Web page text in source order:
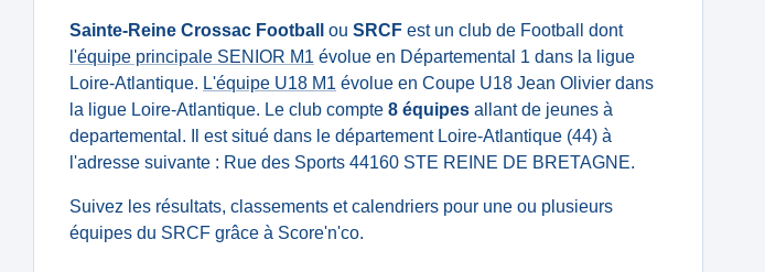
Sainte-Reine Crossac Football ou SRCF est un club de Football dont
l'équipe principale SENIOR M1 évolue en Départemental 1 dans la ligue
Loire-Atlantique. L'équipe U18 M1 évolue en Coupe U18 Jean Olivier dans
la ligue Loire-Atlantique. Le club compte 8 équipes allant de jeunes à
departemental. Il est situé dans le département Loire-Atlantique (44) à
l'adresse suivante : Rue des Sports 44160 STE REINE DE BRETAGNE.
Suivez les résultats, classements et calendriers pour une ou plusieurs
équipes du SRCF grâce à Score'n'co.